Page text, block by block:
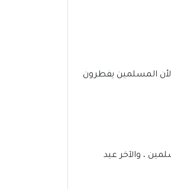
المسلمين يفطرون
، والآخر عيد